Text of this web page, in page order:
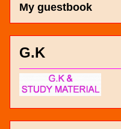
My guestbook
G.K